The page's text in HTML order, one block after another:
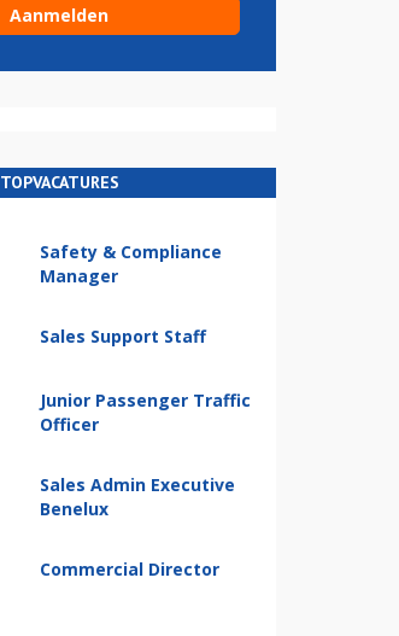
TOPVACATURES
Safety & Compliance
Manager
Sales Support Staff
Junior Passenger Traffic
Officer
Sales Admin Executive
Benelux
Commercial Director